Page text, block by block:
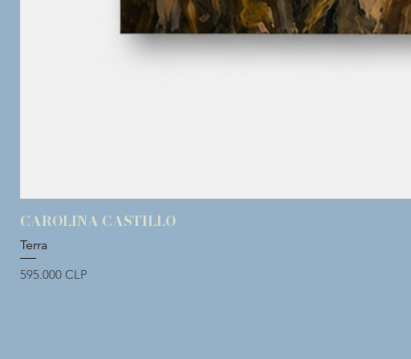
CAROLINA CASTILLO
Terra
Precio
595.000 CLP